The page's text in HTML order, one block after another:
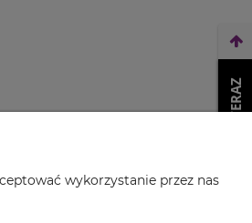
WEŹ LEASING TERAZ
wykorzystanie przez nas